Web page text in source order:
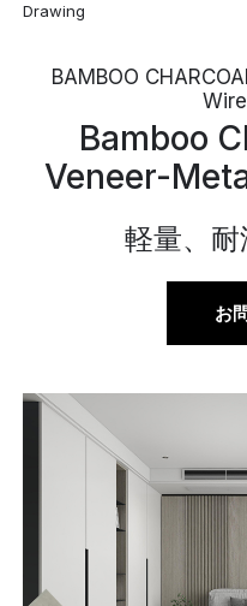
Drawing
BAMBOO
Bamboo
Veneer-
軽量、
お